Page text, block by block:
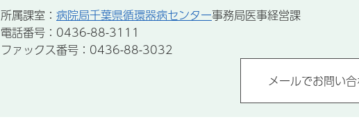
所属課室： 病院局千葉県循環器病センター事務局医事経営課
電話番号：0436-88-3111
ファックス番号：0436-88-3032